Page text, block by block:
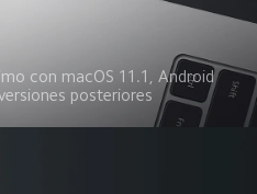
con macOS 11.1, Android
posteriores